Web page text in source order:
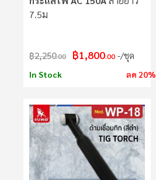
7.5ม
฿2,250.00 ฿1,800.00 /ชุด
In Stock ลด 20%